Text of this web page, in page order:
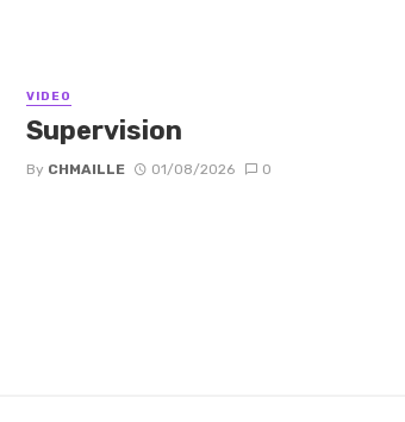
VIDEO
Supervision
By CHMAILLE 01/08/2026 0